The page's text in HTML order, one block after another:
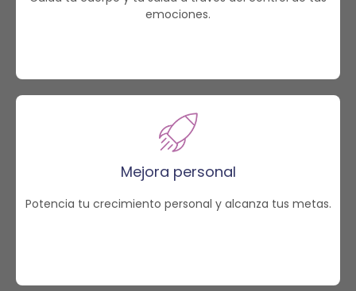
emociones.
Mejora personal
Potencia tu crecimiento personal y alcanza tus metas.